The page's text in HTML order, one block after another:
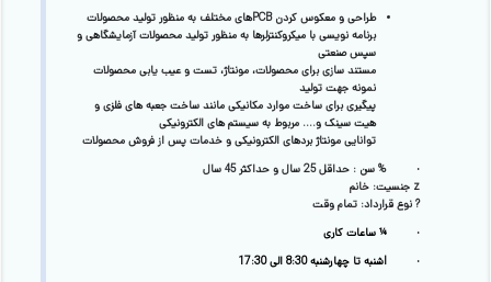
طراحی و معکوس کردن PCBهای مختلف به منظور تولید محصولات
برنامه نویسی با میکروکنترلرها به منظور تولید محصولات آزمایشگاهی و
سپس صنعتی
مستند سازی برای محصولات، مونتاژ، تست و عیب یابی محصولات
نمونه جهت تولید
پیگیری برای ساخت موارد مکانیکی مانند ساخت جعبه های فلزی و
هیت سینک و…. مربوط به سیستم های الکترونیکی
توانایی مونتاژ بردهای الکترونیکی و خدمات پس از فروش محصولات
·
% سن : حداقل 25 سال و حداکثر 45 سال
z جنسیت: خانم
? نوع قرارداد: تمام وقت
·
¼ ساعات کاری
· lشنبه تا چهارشنبه 8:30 الی 17:30